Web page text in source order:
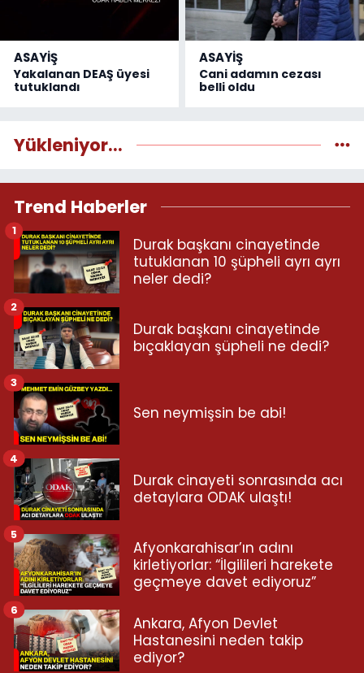
ASAYİŞ
Yakalanan DEAŞ üyesi
tutuklandı
ASAYİŞ
Cani adamın cezası
belli oldu
Yükleniyor...
Trend Haberler
Durak başkanı cinayetinde
tutuklanan 10 şüpheli ayrı ayrı
neler dedi?
1
Durak başkanı cinayetinde
bıçaklayan şüpheli ne dedi?
2
Sen neymişsin be abi!
3
Durak cinayeti sonrasında acı
detaylara ODAK ulaştı!
4
Afyonkarahisar’ın adını
kirletiyorlar: “İlgilileri harekete
geçmeye davet ediyoruz”
5
Ankara, Afyon Devlet
Hastanesini neden takip
ediyor?
6